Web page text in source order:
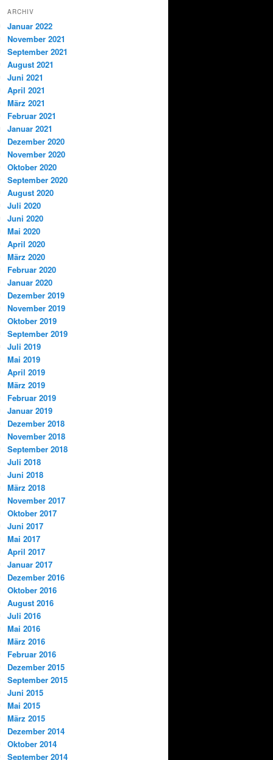
ARCHIV
Januar 2022
November 2021
September 2021
August 2021
Juni 2021
April 2021
März 2021
Februar 2021
Januar 2021
Dezember 2020
November 2020
Oktober 2020
September 2020
August 2020
Juli 2020
Juni 2020
Mai 2020
April 2020
März 2020
Februar 2020
Januar 2020
Dezember 2019
November 2019
Oktober 2019
September 2019
Juli 2019
Mai 2019
April 2019
März 2019
Februar 2019
Januar 2019
Dezember 2018
November 2018
September 2018
Juli 2018
Juni 2018
März 2018
November 2017
Oktober 2017
Juni 2017
Mai 2017
April 2017
Januar 2017
Dezember 2016
Oktober 2016
August 2016
Juli 2016
Mai 2016
März 2016
Februar 2016
Dezember 2015
September 2015
Juni 2015
Mai 2015
März 2015
Dezember 2014
Oktober 2014
September 2014